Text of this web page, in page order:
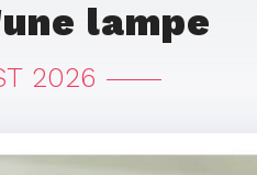
lampe
2026